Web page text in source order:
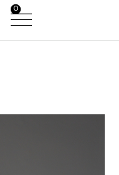
0
0